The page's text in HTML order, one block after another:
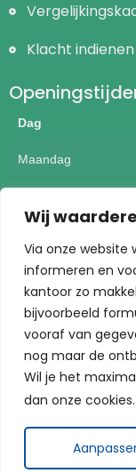
Wij
Via onze website
informeren en
kantoor zo
bijvoorbeeld
vooraf van
nog maar de
Wil je het
dan onze cookies.
Klacht indienen
Dag
Maandag
Donderdag
Vrijdag
Buiten
Koning